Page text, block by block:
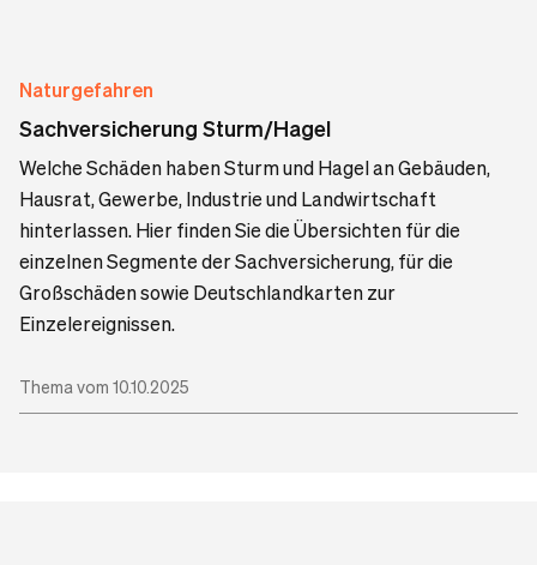
Naturgefahren
Sachversicherung Sturm/Hagel
Welche Schäden haben Sturm und Hagel an Gebäuden,
Hausrat, Gewerbe, Industrie und Landwirtschaft
hinterlassen. Hier finden Sie die Übersichten für die
einzelnen Segmente der Sachversicherung, für die
Großschäden sowie Deutschlandkarten zur
Einzelereignissen.
Thema vom 10.10.2025